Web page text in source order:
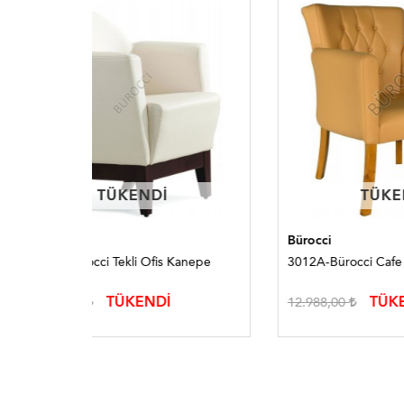
TÜKENDI
TÜKENDI
3012A-Bürocci Cafe Koltuğu
12.988,00